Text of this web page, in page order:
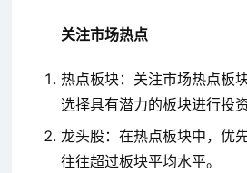
关注市场热点
热点板块：关注市场热点板
选择具有潜力的板块进行投资
龙头股：在热点板块中，优
往往超过板块平均水平。